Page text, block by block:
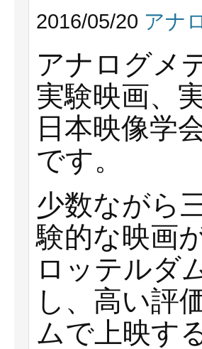
2016/05/20 アナ
アナログメ
実験映画、
日本映像学
です。
少数ながら
験的な映画
ロッテルダ
し、高い評
ムで上映す